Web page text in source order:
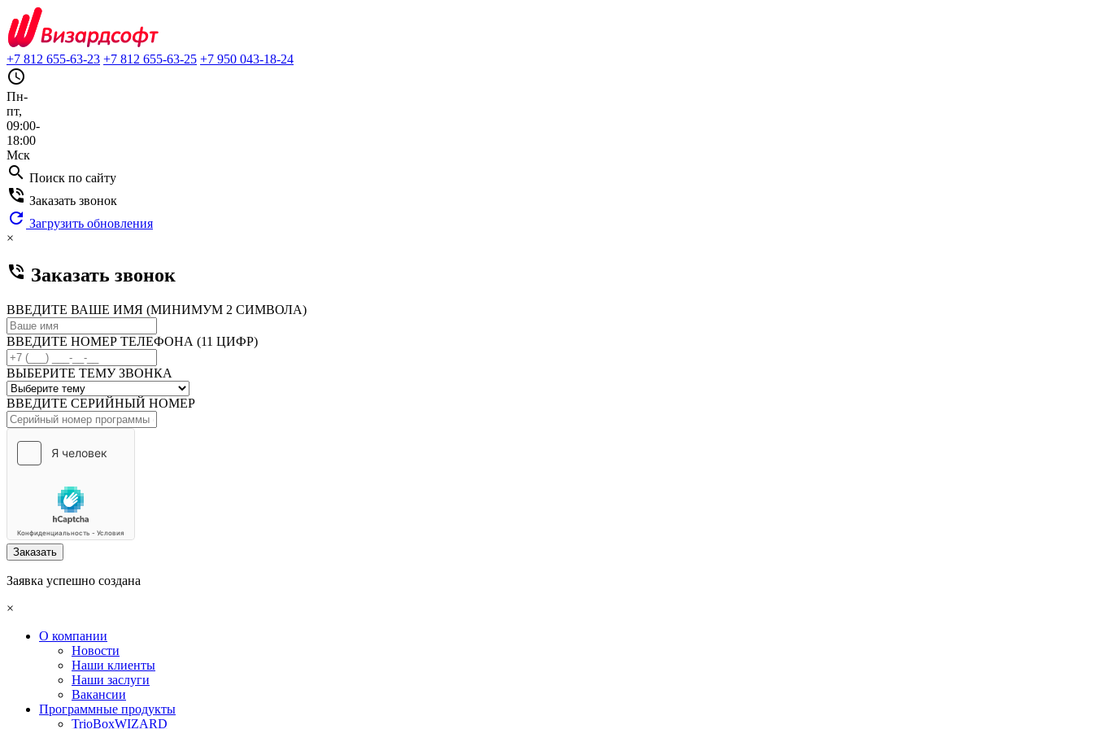
+7 812 655-63-23 +7 812 655-63-25 +7 950 043-18-24
query_builder
Пн-
пт,
09:00-
18:00
Мск
search Поиск по сайту
phone_in_talk Заказать звонок
refresh Загрузить обновления
×
phone_in_talk Заказать звонок
ВВЕДИТЕ ВАШЕ ИМЯ (МИНИМУМ 2 СИМВОЛА)
ВВЕДИТЕ НОМЕР ТЕЛЕФОНА (11 ЦИФР)
ВЫБЕРИТЕ ТЕМУ ЗВОНКА
ВВЕДИТЕ СЕРИЙНЫЙ НОМЕР
Заказать
Заявка успешно создана
×
О компании
Новости
Наши клиенты
Наши заслуги
Вакансии
Программные продукты
TrioBoxWIZARD